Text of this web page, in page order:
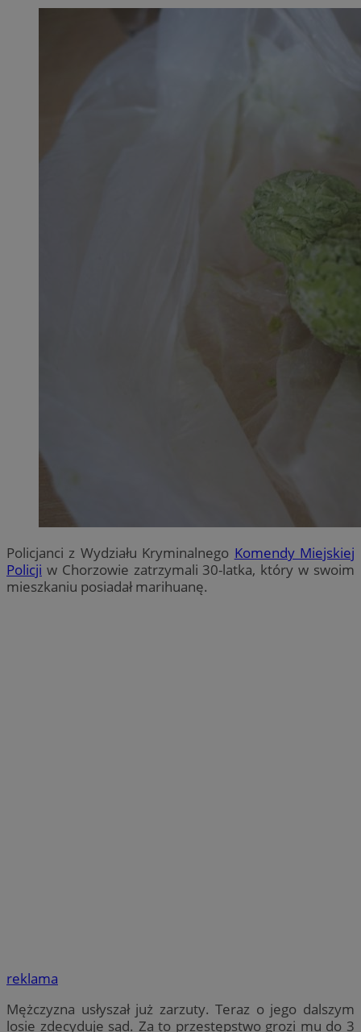
Policjanci z Wydziału Kryminalnego Komendy Miejskiej
Policji w Chorzowie zatrzymali 30-latka, który w swoim
mieszkaniu posiadał marihuanę.
reklama
Mężczyzna usłyszał już zarzuty. Teraz o jego dalszym
losie zdecyduje sąd. Za to przestępstwo grozi mu do 3